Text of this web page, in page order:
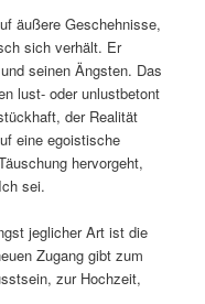
äußere Geschehnisse,
sich verhält. Er
seinen Ängsten. Das
lust- oder unlustbetont
der Realität
eine egoistische
hervorgeht,
sei.
jeglicher Art ist die
Zugang gibt zum
zur Hochzeit,